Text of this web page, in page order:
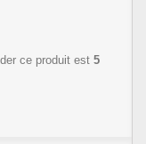
ce produit est 5